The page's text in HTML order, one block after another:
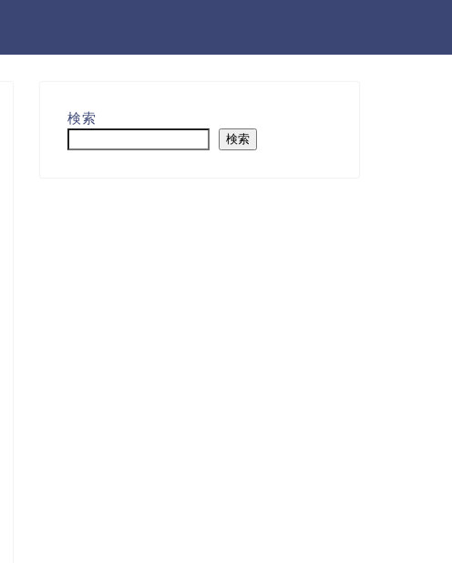
検索
検索